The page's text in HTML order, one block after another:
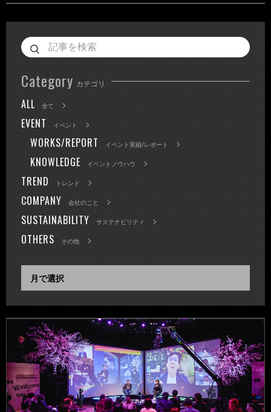
Category カテゴリ
ALL 全て
EVENT イベント
WORKS/REPORT イベント実績/レポート
KNOWLEDGE イベントノウハウ
TREND トレンド
COMPANY 会社のこと
SUSTAINABILITY サステナビリティ
OTHERS その他